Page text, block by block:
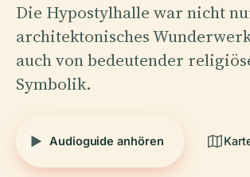
Die Hypostylhalle war nicht
architektonisches
auch von bedeutender
Symbolik.
Audioguide anhören